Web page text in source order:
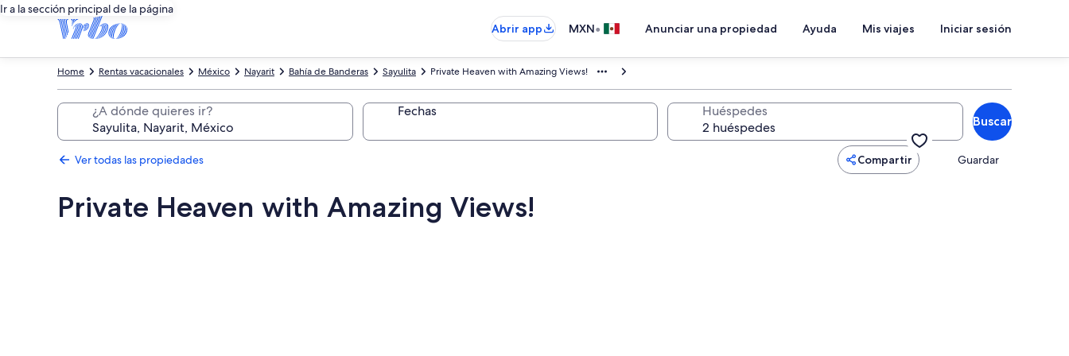
Ir a la sección principal de la página
Abrir app
MXN• Anunciar una propiedad Ayuda Mis viajes Iniciar sesión
Private Heaven with Amazing Views!
Sayulita
Bahía de Banderas
Nayarit
México
Rentas vacacionales
Home
¿A dónde quieres ir? Fechas Huéspedes
Buscar
Ver todas las propiedades Compartir Guardar
Private Heaven with Amazing Views!